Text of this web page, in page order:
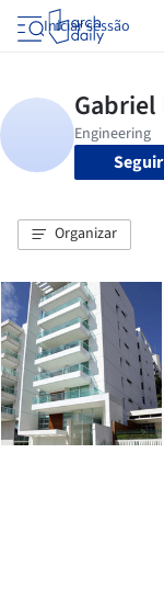
Iniciar sessão
Seguir
Organizar